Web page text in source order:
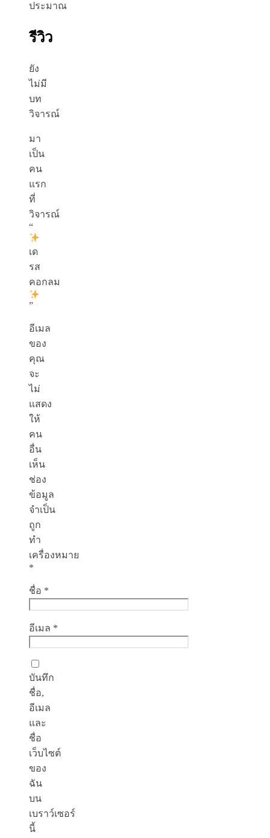
ประมาณ
รีวิว
ยัง
ไม่มี
บท
วิจารณ์
มา
เป็น
คน
แรก
ที่
วิจารณ์
“
เด
รส
คอกลม
”
อีเมล
ของ
คุณ
จะ
ไม่
แสดง
ให้
คน
อื่น
เห็น
ช่อง
ข้อมูล
จำเป็น
ถูก
ทำ
เครื่องหมาย
*
ชื่อ *
อีเมล *
บันทึก
ชื่อ,
อีเมล
และ
ชื่อ
เว็บไซต์
ของ
ฉัน
บน
เบราว์เซอร์
นี้